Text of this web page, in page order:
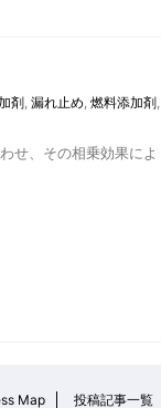
剤, 漏れ止め, 燃料添加剤,
せ、その相乗効果によ
Map 投稿記事一覧